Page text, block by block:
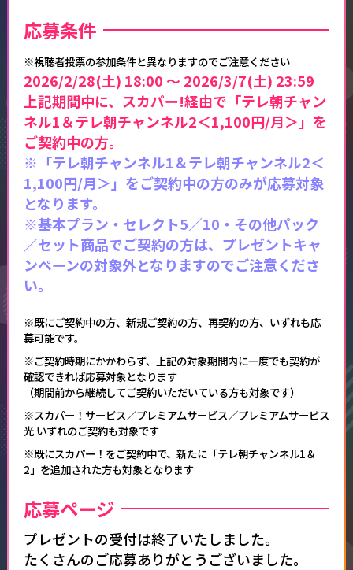
応募条件​
※視聴者投票の参加条件と異なりますのでご注意ください
2026/2/28(土) 18:00 ～ 2026/3/7(土) 23:59
上記期間中に、スカパー!経由で「テレ朝チャン
ネル1＆テレ朝チャンネル2＜1,100円/月＞」を
ご契約中の方。​
※「テレ朝チャンネル1＆テレ朝チャンネル2＜
1,100円/月＞」をご契約中の方のみが応募対象
となります。
※基本プラン・セレクト5／10・その他パック
／セット商品でご契約の方は、プレゼントキャ
ンペーンの対象外となりますのでご注意くださ
い。​
※既にご契約中の方、新規ご契約の方、再契約の方、いずれも応
募可能です。
※ご契約時期にかかわらず、上記の対象期間内に一度でも契約が
確認できれば応募対象となります
（期間前から継続してご契約いただいている方も対象です）
※スカパー！サービス／プレミアムサービス／プレミアムサービス
光 いずれのご契約も対象です
※既にスカパー！をご契約中で、新たに「テレ朝チャンネル1＆
2」を追加された方も対象となります
応募ページ​
プレゼントの受付は終了いたしました。
たくさんのご応募ありがとうございました。